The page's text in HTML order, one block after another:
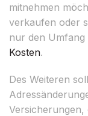
mitnehmen
verkaufen oder
nur den Umfang
Kosten.
Des Weiteren